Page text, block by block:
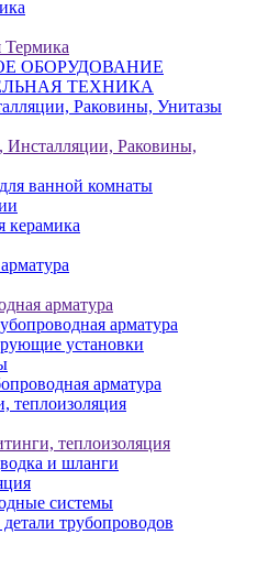
ОБОРУДОВАНИЕ
ТЕХНИКА
Раковины, Унитазы
Инсталляции, Раковины,
ванной комнаты
керамика
арматура
арматура
установки
арматура
теплоизоляция
теплоизоляция
и шланги
системы
трубопроводов